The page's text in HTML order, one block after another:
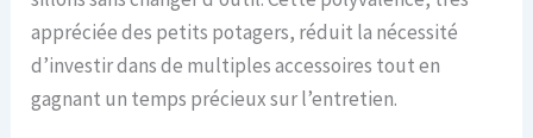
appréciée des petits potagers, réduit la nécessité
d’investir dans de multiples accessoires tout en
gagnant un temps précieux sur l’entretien.